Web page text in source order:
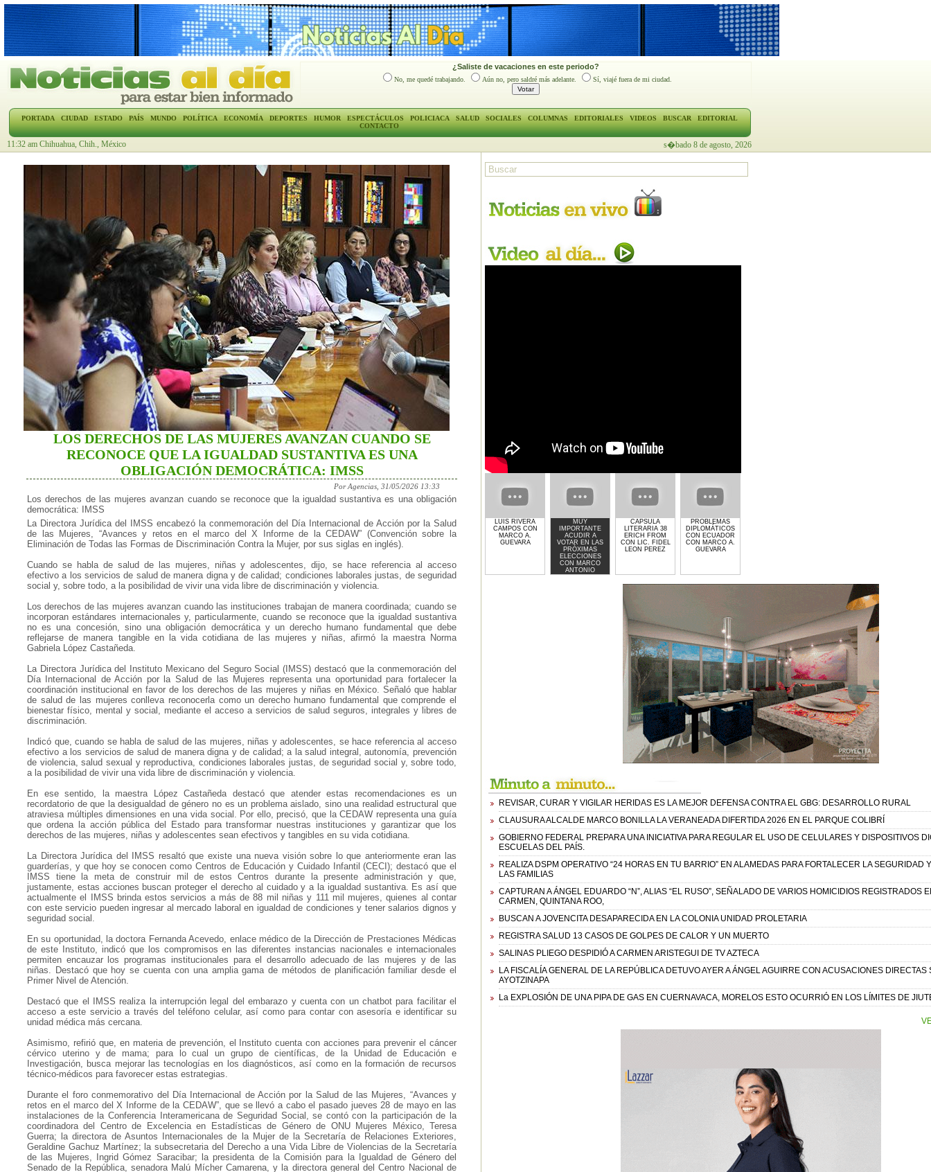
¿Saliste de vacaciones en este periodo?
No, me quedé trabajando. Aún no, pero saldré más adelante. Sí, viajé fuera de mi ciudad.
PORTADA CIUDAD ESTADO PAÍS MUNDO POLÍTICA ECONOMÍA DEPORTES HUMOR ESPECTÁCULOS POLICIACA SALUD SOCIALES COLUMNAS EDITORIALES VIDEOS BUSCAR
EDITORIAL
CONTACTO
11:32 am Chihuahua, Chih., México s�bado 8 de agosto, 2026
LOS DERECHOS DE LAS MUJERES AVANZAN CUANDO SE
RECONOCE QUE LA IGUALDAD SUSTANTIVA ES UNA
OBLIGACIÓN DEMOCRÁTICA: IMSS
Por Agencias, 31/05/2026 13:33
Los derechos de las mujeres avanzan cuando se reconoce que la igualdad sustantiva es una obligación
democrática: IMSS
La Directora Jurídica del IMSS encabezó la conmemoración del Día Internacional de Acción por la Salud
de las Mujeres, “Avances y retos en el marco del X Informe de la CEDAW” (Convención sobre la
Eliminación de Todas las Formas de Discriminación Contra la Mujer, por sus siglas en inglés).
Cuando se habla de salud de las mujeres, niñas y adolescentes, dijo, se hace referencia al acceso
efectivo a los servicios de salud de manera digna y de calidad; condiciones laborales justas, de seguridad
social y, sobre todo, a la posibilidad de vivir una vida libre de discriminación y violencia.
Los derechos de las mujeres avanzan cuando las instituciones trabajan de manera coordinada; cuando se
incorporan estándares internacionales y, particularmente, cuando se reconoce que la igualdad sustantiva
no es una concesión, sino una obligación democrática y un derecho humano fundamental que debe
reflejarse de manera tangible en la vida cotidiana de las mujeres y niñas, afirmó la maestra Norma
Gabriela López Castañeda.
La Directora Jurídica del Instituto Mexicano del Seguro Social (IMSS) destacó que la conmemoración del
Día Internacional de Acción por la Salud de las Mujeres representa una oportunidad para fortalecer la
coordinación institucional en favor de los derechos de las mujeres y niñas en México. Señaló que hablar
de salud de las mujeres conlleva reconocerla como un derecho humano fundamental que comprende el
bienestar físico, mental y social, mediante el acceso a servicios de salud seguros, integrales y libres de
discriminación.
Indicó que, cuando se habla de salud de las mujeres, niñas y adolescentes, se hace referencia al acceso
efectivo a los servicios de salud de manera digna y de calidad; a la salud integral, autonomía, prevención
de violencia, salud sexual y reproductiva, condiciones laborales justas, de seguridad social y, sobre todo,
a la posibilidad de vivir una vida libre de discriminación y violencia.
En ese sentido, la maestra López Castañeda destacó que atender estas recomendaciones es un
recordatorio de que la desigualdad de género no es un problema aislado, sino una realidad estructural que
atraviesa múltiples dimensiones en una vida social. Por ello, precisó, que la CEDAW representa una guía
que ordena la acción pública del Estado para transformar nuestras instituciones y garantizar que los
derechos de las mujeres, niñas y adolescentes sean efectivos y tangibles en su vida cotidiana.
La Directora Jurídica del IMSS resaltó que existe una nueva visión sobre lo que anteriormente eran las
guarderías, y que hoy se conocen como Centros de Educación y Cuidado Infantil (CECI); destacó que el
IMSS tiene la meta de construir mil de estos Centros durante la presente administración y que,
justamente, estas acciones buscan proteger el derecho al cuidado y a la igualdad sustantiva. Es así que
actualmente el IMSS brinda estos servicios a más de 88 mil niñas y 111 mil mujeres, quienes al contar
con este servicio pueden ingresar al mercado laboral en igualdad de condiciones y tener salarios dignos y
seguridad social.
En su oportunidad, la doctora Fernanda Acevedo, enlace médico de la Dirección de Prestaciones Médicas
de este Instituto, indicó que los compromisos en las diferentes instancias nacionales e internacionales
permiten encauzar los programas institucionales para el desarrollo adecuado de las mujeres y de las
niñas. Destacó que hoy se cuenta con una amplia gama de métodos de planificación familiar desde el
Primer Nivel de Atención.
Destacó que el IMSS realiza la interrupción legal del embarazo y cuenta con un chatbot para facilitar el
acceso a este servicio a través del teléfono celular, así como para contar con asesoría e identificar su
unidad médica más cercana.
Asimismo, refirió que, en materia de prevención, el Instituto cuenta con acciones para prevenir el cáncer
cérvico uterino y de mama; para lo cual un grupo de científicas, de la Unidad de Educación e
Investigación, busca mejorar las tecnologías en los diagnósticos, así como en la formación de recursos
técnico-médicos para favorecer estas estrategias.
Durante el foro conmemorativo del Día Internacional de Acción por la Salud de las Mujeres, “Avances y
retos en el marco del X Informe de la CEDAW”, que se llevó a cabo el pasado jueves 28 de mayo en las
instalaciones de la Conferencia Interamericana de Seguridad Social, se contó con la participación de la
coordinadora del Centro de Excelencia en Estadísticas de Género de ONU Mujeres México, Teresa
Guerra; la directora de Asuntos Internacionales de la Mujer de la Secretaría de Relaciones Exteriores,
Geraldine Gachuz Martínez; la subsecretaria del Derecho a una Vida Libre de Violencias de la Secretaría
de las Mujeres, Ingrid Gómez Saracibar; la presidenta de la Comisión para la Igualdad de Género del
Senado de la República, senadora Malú Mícher Camarena, y la directora general del Centro Nacional de
LUIS RIVERA
CAMPOS CON
MARCO A.
GUEVARA
MUY
IMPORTANTE
ACUDIR A
VOTAR EN LAS
PRÓXIMAS
ELECCIONES
CON MARCO
ANTONIO
GUEVARA
CAPSULA
LITERARIA 38
ERICH FROM
CON LIC. FIDEL
LEON PEREZ
PROBLEMAS
DIPLOMÁTICOS
CON ECUADOR
CON MARCO A.
GUEVARA
REVISAR, CURAR Y VIGILAR HERIDAS ES LA MEJOR DEFENSA CONTRA EL GBG: DESARROLLO RURAL
CLAUSURA ALCALDE MARCO BONILLA LA VERANEADA DIFERTIDA 2026 EN EL PARQUE COLIBRÍ
GOBIERNO FEDERAL PREPARA UNA INICIATIVA PARA REGULAR EL USO DE CELULARES Y DISPOSITIVOS
ESCUELAS DEL PAÍS.
REALIZA DSPM OPERATIVO “24 HORAS EN TU BARRIO” EN ALAMEDAS PARA FORTALECER LA SEGURIDAD
LAS FAMILIAS
CAPTURAN A ÁNGEL EDUARDO “N”, ALIAS “EL RUSO”, SEÑALADO DE VARIOS HOMICIDIOS REGISTRADOS
CARMEN, QUINTANA ROO,
BUSCAN A JOVENCITA DESAPARECIDA EN LA COLONIA UNIDAD PROLETARIA
REGISTRA SALUD 13 CASOS DE GOLPES DE CALOR Y UN MUERTO
SALINAS PLIEGO DESPIDIÓ A CARMEN ARISTEGUI DE TV AZTECA
LA FISCALÍA GENERAL DE LA REPÚBLICA DETUVO AYER A ÁNGEL AGUIRRE CON ACUSACIONES DIRECTAS
AYOTZINAPA
La EXPLOSIÓN DE UNA PIPA DE GAS EN CUERNAVACA, MORELOS ESTO OCURRIÓ EN LOS LÍMITES DE